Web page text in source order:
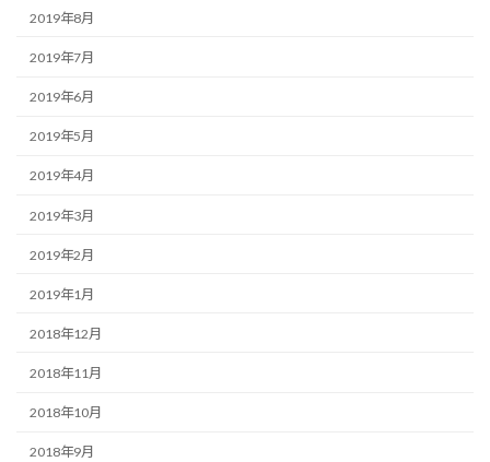
2019年8月
2019年7月
2019年6月
2019年5月
2019年4月
2019年3月
2019年2月
2019年1月
2018年12月
2018年11月
2018年10月
2018年9月